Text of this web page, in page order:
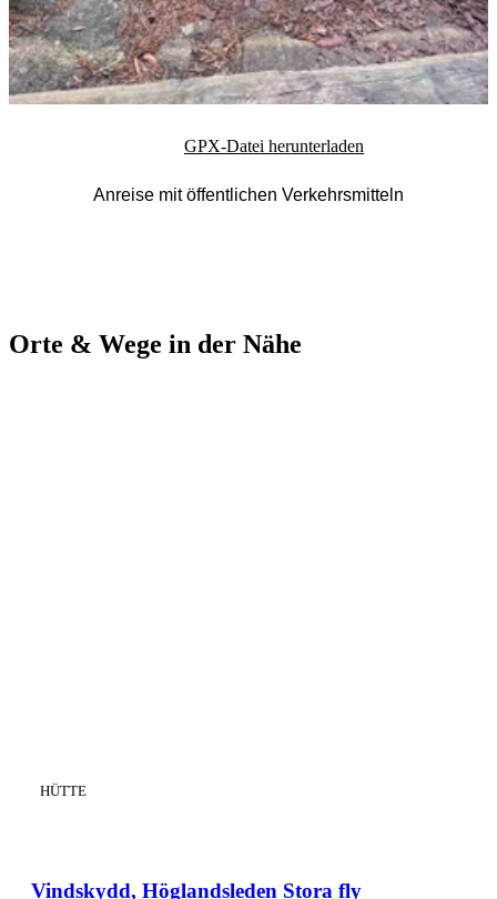
GPX-Datei herunterladen
Anreise mit öffentlichen Verkehrsmitteln
Orte & Wege in der Nähe
Vindskydd, Höglandsleden Stora fly
KATEGORIE
HÜTTE